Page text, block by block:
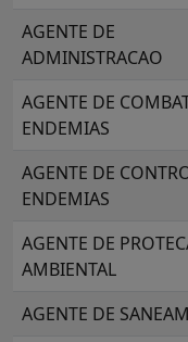
AGENTE DE
ADMINISTRACAO
AGENTE DE
ENDEMIAS
AGENTE DE
ENDEMIAS
AGENTE DE
AMBIENTAL
AGENTE DE